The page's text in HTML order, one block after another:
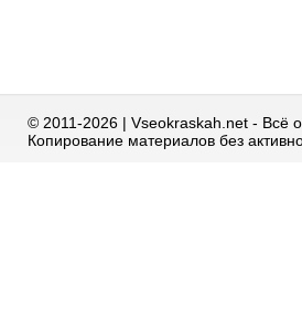
© 2011-2026 | Vseokraskah.net - Всё о
Копирование материалов без